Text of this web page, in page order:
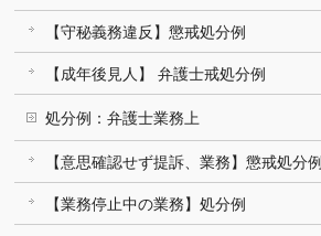
【守秘義務違反】懲戒処分例
【成年後見人】 弁護士戒処分例
処分例：弁護士業務上
【意思確認せず提訴、業務】懲戒処分例
【業務停止中の業務】処分例